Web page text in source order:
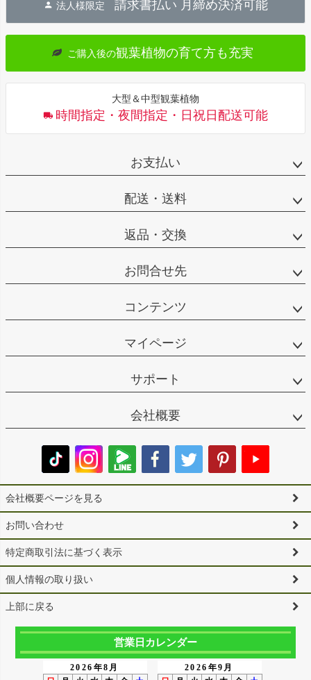
へ
法人様限定 請求書払い 月締め決済可能
ご購入後の観葉植物の育て方も充実
大型＆中型観葉植物
時間指定・夜間指定・日祝日配送可能
お支払い
配送・送料
返品・交換
お問合せ先
コンテンツ
マイページ
サポート
会社概要
会社概要ページを見る
お問い合わせ
特定商取引法に基づく表示
個人情報の取り扱い
上部に戻る
営業日カレンダー